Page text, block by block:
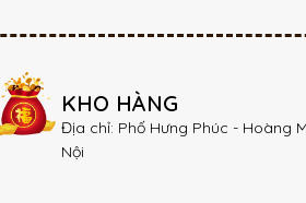
KHO HÀNG
Địa chỉ: Phố Hưng Phúc - Hoàng
Nội